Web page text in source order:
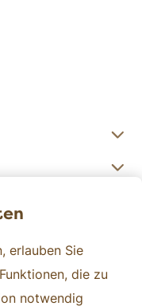
erlauben Sie
die zu
notwendig